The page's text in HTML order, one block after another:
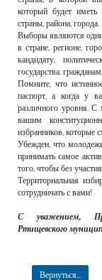
который будет иметь
страны, района, города.
Выборы являются
в стране, регионе,
кандидату,
государства,
Помните, что
паспорт, а когда у
различного уровня. С
вашим
избранников, которые
Убежден, что
принимать самое
того, чтобы без
Территориальная
сотрудничать с вами!
С уважением,
Ртищевского
Вернуться...